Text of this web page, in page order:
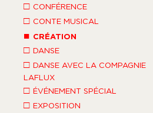
□ CONFÉRENCE
□ CONTE MUSICAL
■ CRÉATION
□ DANSE
□ DANSE AVEC LA COMPAGNIE
LAFLUX
□ ÉVÉNEMENT SPÉCIAL
□ EXPOSITION